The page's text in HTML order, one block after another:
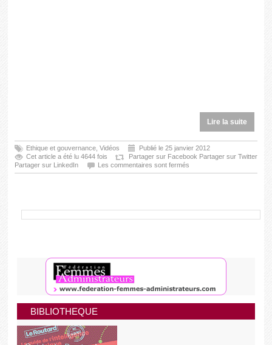
Lire la suite
Ethique et gouvernance, Vidéos
Publié le 25 janvier 2012
Cet article a été lu 4644 fois
Partager sur Facebook Partager sur Twitter
Partager sur LinkedIn
Les commentaires sont fermés
BIBLIOTHEQUE